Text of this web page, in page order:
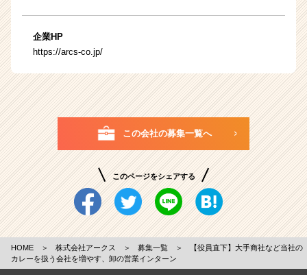
企業HP
https://arcs-co.jp/
この会社の募集一覧へ
このページをシェアする
HOME ＞ 株式会社アークス ＞ 募集一覧 ＞
【役員直下】大手商社など当社の
カレーを扱う会社を増やす、卸の営業インターン